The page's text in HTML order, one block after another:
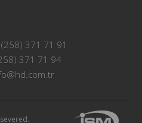
371 71 91
371 71 94